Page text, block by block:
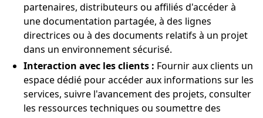
partenaires, distributeurs ou affiliés d'accéder à
une documentation partagée, à des lignes
directrices ou à des documents relatifs à un projet
dans un environnement sécurisé.
Interaction avec les clients : Fournir aux clients un
espace dédié pour accéder aux informations sur les
services, suivre l'avancement des projets, consulter
les ressources techniques ou soumettre des